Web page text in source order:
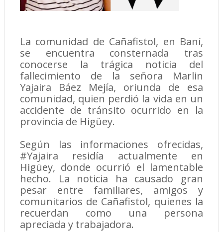
La comunidad de Cañafistol, en Baní,
se encuentra consternada tras
conocerse la trágica noticia del
fallecimiento de la señora Marlin
Yajaira Báez Mejía, oriunda de esa
comunidad, quien perdió la vida en un
accidente de tránsito ocurrido en la
provincia de Higüey.
Según las informaciones ofrecidas,
#Yajaira residía actualmente en
Higüey, donde ocurrió el lamentable
hecho. La noticia ha causado gran
pesar entre familiares, amigos y
comunitarios de Cañafistol, quienes la
recuerdan como una persona
apreciada y trabajadora.